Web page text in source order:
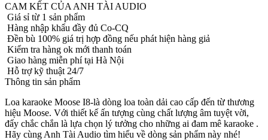
CAM KẾT CỦA ANH TÀI AUDIO
Giá sỉ từ 1 sản phẩm
Hàng nhập khẩu đầy đủ Co-CQ
Đền bù 100% giá trị hợp đồng nếu phát hiện hàng giả
Kiểm tra hàng ok mới thanh toán
Giao hàng miễn phí tại Hà Nội
Hỗ trợ kỹ thuật 24/7
Thông tin sản phẩm
Loa karaoke Moose I8-là dòng loa toàn dải cao cấp đến từ thương
hiệu Moose. Với thiết kế ấn tượng cùng chất lượng âm tuyệt vời,
đẩy chắc chắn là lựa chọn lý tưởng cho những ai đam mê karaoke .
Hãy cùng Anh Tài Audio tìm hiểu về dòng sản phẩm này nhé!